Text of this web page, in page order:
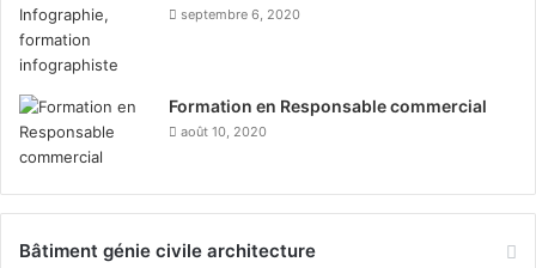
septembre 6, 2020
Formation en Responsable commercial
août 10, 2020
Bâtiment génie civile architecture